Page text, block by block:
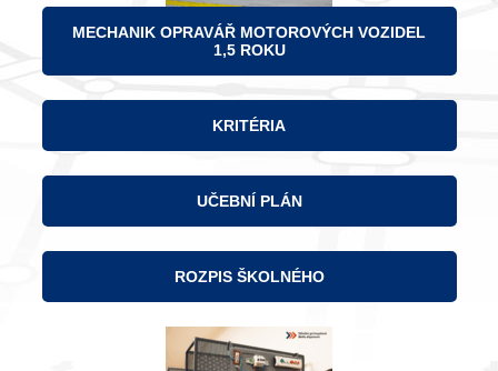
MECHANIK OPRAVÁŘ MOTOROVÝCH VOZIDEL
1,5 ROKU
KRITÉRIA
UČEBNÍ PLÁN
ROZPIS ŠKOLNÉHO